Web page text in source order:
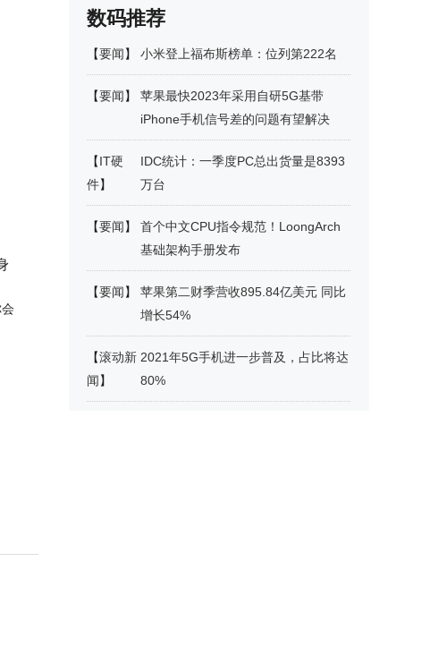
数码推荐
【要闻】 小米登上福布斯榜单：位列第222名
【要闻】
苹果最快2023年采用自研5G基带
iPhone手机信号差的问题有望解决
【IT硬
件】
IDC统计：一季度PC总出货量是8393
万台
【要闻】
首个中文CPU指令规范！LoongArch
基础架构手册发布
【要闻】
苹果第二财季营收895.84亿美元 同比
增长54%
【滚动新
闻】
2021年5G手机进一步普及，占比将达
80%